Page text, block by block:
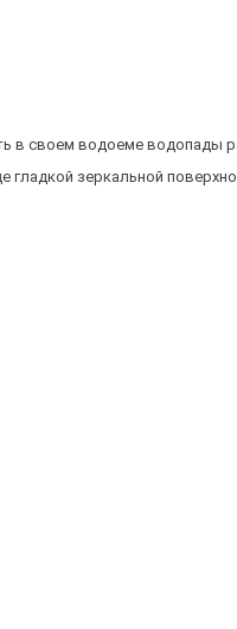
в своем водоеме водопады
зеркальной